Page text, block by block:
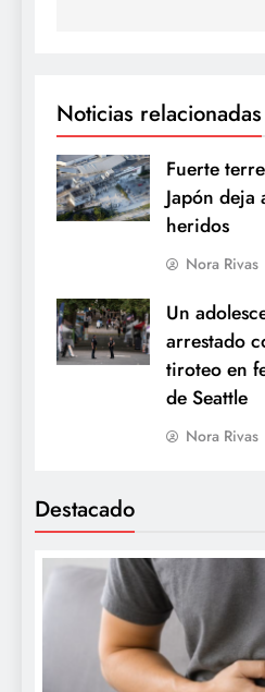
Noticias relacionadas
Fuerte
Japón deja
heridos
Nora Rivas
Un
arrestado
tiroteo en
de Seattle
Nora Rivas
Destacado